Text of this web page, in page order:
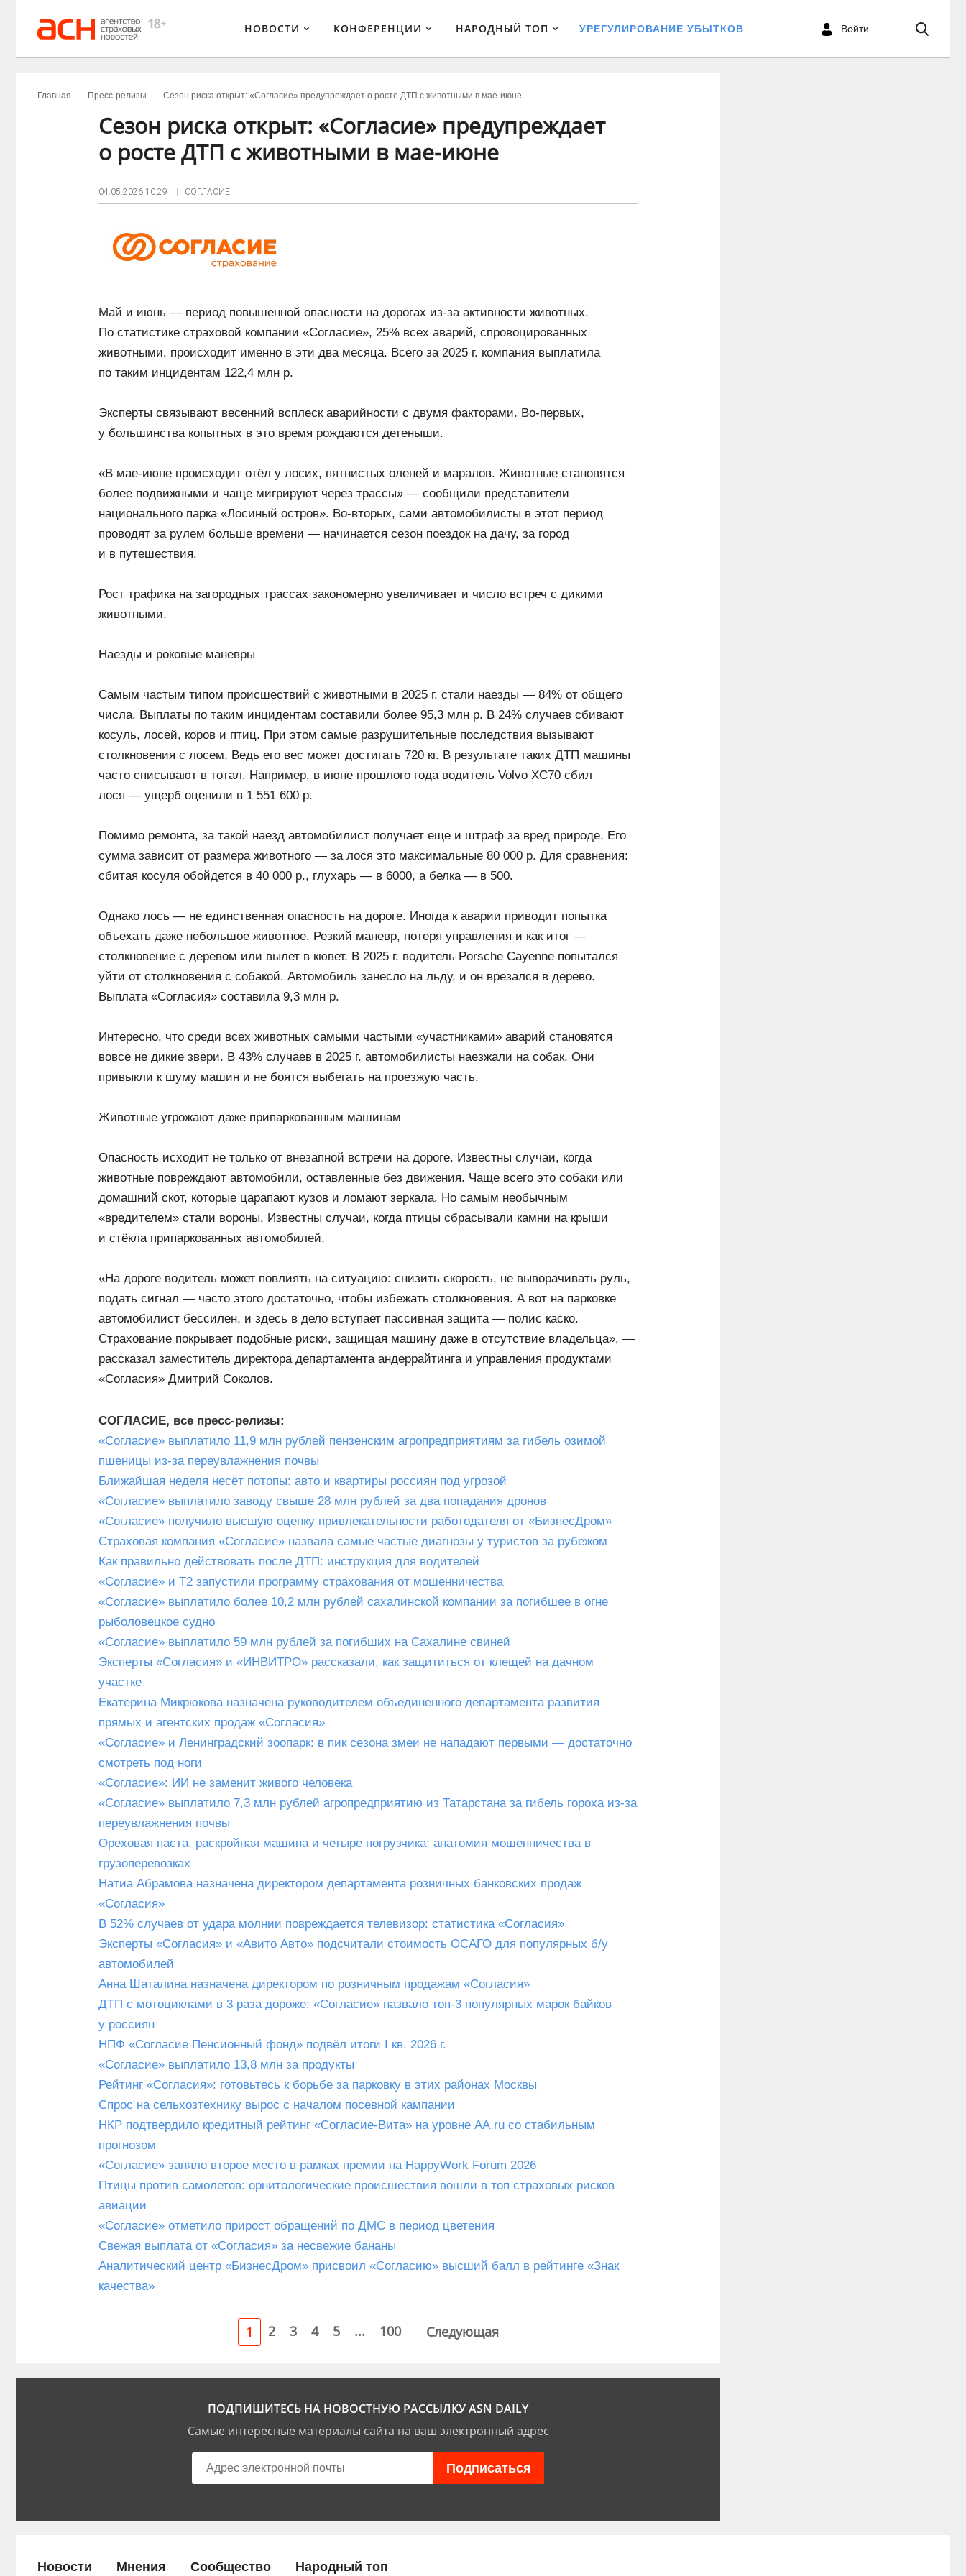
НОВОСТИ КОНФЕРЕНЦИИ НАРОДНЫЙ ТОП УРЕГУЛИРОВАНИЕ УБЫТКОВ Войти
Главная Пресс-релизы Сезон риска открыт: «Согласие» предупреждает о росте ДТП с животными в мае-июне
Сезон риска открыт: «Согласие» предупреждает
о росте ДТП с животными в мае-июне
04.05.2026 10:29 СОГЛАСИЕ
Май и июнь — период повышенной опасности на дорогах из-за активности животных.
По статистике страховой компании «Согласие», 25% всех аварий, спровоцированных
животными, происходит именно в эти два месяца. Всего за 2025 г. компания выплатила
по таким инцидентам 122,4 млн р.
Эксперты связывают весенний всплеск аварийности с двумя факторами. Во-первых,
у большинства копытных в это время рождаются детеныши.
«В мае-июне происходит отёл у лосих, пятнистых оленей и маралов. Животные становятся
более подвижными и чаще мигрируют через трассы» — сообщили представители
национального парка «Лосиный остров». Во-вторых, сами автомобилисты в этот период
проводят за рулем больше времени — начинается сезон поездок на дачу, за город
и в путешествия.
Рост трафика на загородных трассах закономерно увеличивает и число встреч с дикими
животными.
Наезды и роковые маневры
Самым частым типом происшествий с животными в 2025 г. стали наезды — 84% от общего
числа. Выплаты по таким инцидентам составили более 95,3 млн р. В 24% случаев сбивают
косуль, лосей, коров и птиц. При этом самые разрушительные последствия вызывают
столкновения с лосем. Ведь его вес может достигать 720 кг. В результате таких ДТП машины
часто списывают в тотал. Например, в июне прошлого года водитель Volvo XC70 сбил
лося — ущерб оценили в 1 551 600 р.
Помимо ремонта, за такой наезд автомобилист получает еще и штраф за вред природе. Его
сумма зависит от размера животного — за лося это максимальные 80 000 р. Для сравнения:
сбитая косуля обойдется в 40 000 р., глухарь — в 6000, а белка — в 500.
Однако лось — не единственная опасность на дороге. Иногда к аварии приводит попытка
объехать даже небольшое животное. Резкий маневр, потеря управления и как итог —
столкновение с деревом или вылет в кювет. В 2025 г. водитель Porsche Cayenne попытался
уйти от столкновения с собакой. Автомобиль занесло на льду, и он врезался в дерево.
Выплата «Согласия» составила 9,3 млн р.
Интересно, что среди всех животных самыми частыми «участниками» аварий становятся
вовсе не дикие звери. В 43% случаев в 2025 г. автомобилисты наезжали на собак. Они
привыкли к шуму машин и не боятся выбегать на проезжую часть.
Животные угрожают даже припаркованным машинам
Опасность исходит не только от внезапной встречи на дороге. Известны случаи, когда
животные повреждают автомобили, оставленные без движения. Чаще всего это собаки или
домашний скот, которые царапают кузов и ломают зеркала. Но самым необычным
«вредителем» стали вороны. Известны случаи, когда птицы сбрасывали камни на крыши
и стёкла припаркованных автомобилей.
«На дороге водитель может повлиять на ситуацию: снизить скорость, не выворачивать руль,
подать сигнал — часто этого достаточно, чтобы избежать столкновения. А вот на парковке
автомобилист бессилен, и здесь в дело вступает пассивная защита — полис каско.
Страхование покрывает подобные риски, защищая машину даже в отсутствие владельца», —
рассказал заместитель директора департамента андеррайтинга и управления продуктами
«Согласия» Дмитрий Соколов.
СОГЛАСИЕ, все пресс-релизы:
«Согласие» выплатило 11,9 млн рублей пензенским агропредприятиям за гибель озимой
пшеницы из-за переувлажнения почвы
Ближайшая неделя несёт потопы: авто и квартиры россиян под угрозой
«Согласие» выплатило заводу свыше 28 млн рублей за два попадания дронов
«Согласие» получило высшую оценку привлекательности работодателя от «БизнесДром»
Страховая компания «Согласие» назвала самые частые диагнозы у туристов за рубежом
Как правильно действовать после ДТП: инструкция для водителей
«Согласие» и Т2 запустили программу страхования от мошенничества
«Согласие» выплатило более 10,2 млн рублей сахалинской компании за погибшее в огне
рыболовецкое судно
«Согласие» выплатило 59 млн рублей за погибших на Сахалине свиней
Эксперты «Согласия» и «ИНВИТРО» рассказали, как защититься от клещей на дачном
участке
Екатерина Микрюкова назначена руководителем объединенного департамента развития
прямых и агентских продаж «Согласия»
«Согласие» и Ленинградский зоопарк: в пик сезона змеи не нападают первыми — достаточно
смотреть под ноги
«Согласие»: ИИ не заменит живого человека
«Согласие» выплатило 7,3 млн рублей агропредприятию из Татарстана за гибель гороха из-за
переувлажнения почвы
Ореховая паста, раскройная машина и четыре погрузчика: анатомия мошенничества в
грузоперевозках
Натиа Абрамова назначена директором департамента розничных банковских продаж
«Согласия»
В 52% случаев от удара молнии повреждается телевизор: статистика «Согласия»
Эксперты «Согласия» и «Авито Авто» подсчитали стоимость ОСАГО для популярных б/у
автомобилей
Анна Шаталина назначена директором по розничным продажам «Согласия»
ДТП с мотоциклами в 3 раза дороже: «Согласие» назвало топ-3 популярных марок байков
у россиян
НПФ «Согласие Пенсионный фонд» подвёл итоги I кв. 2026 г.
«Согласие» выплатило 13,8 млн за продукты
Рейтинг «Согласия»: готовьтесь к борьбе за парковку в этих районах Москвы
Спрос на сельхозтехнику вырос с началом посевной кампании
НКР подтвердило кредитный рейтинг «Согласие-Вита» на уровне AA.ru со стабильным
прогнозом
«Согласие» заняло второе место в рамках премии на HappyWork Forum 2026
Птицы против самолетов: орнитологические происшествия вошли в топ страховых рисков
авиации
«Согласие» отметило прирост обращений по ДМС в период цветения
Свежая выплата от «Согласия» за несвежие бананы
Аналитический центр «БизнесДром» присвоил «Согласию» высший балл в рейтинге «Знак
качества»
1 2 3 4 5 ... 100 Следующая
ПОДПИШИТЕСЬ НА НОВОСТНУЮ РАССЫЛКУ ASN DAILY
Самые интересные материалы сайта на ваш электронный адрес
Новости Мнения Сообщество Народный топ